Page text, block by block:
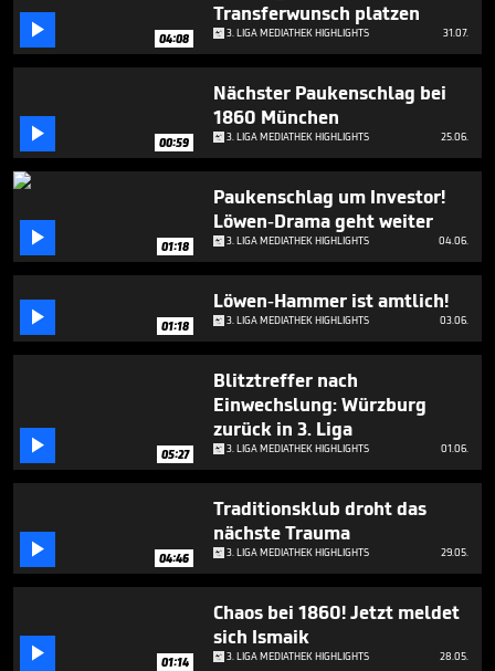
5
minutes,
17
seconds
 04:08
Transferwunsch platzen
3. LIGA MEDIATHEK HIGHLIGHTS 31.07.
 00:59
Nächster Paukenschlag bei
1860 München
3. LIGA MEDIATHEK HIGHLIGHTS 25.06.
 01:18
Paukenschlag um Investor!
Löwen-Drama geht weiter
3. LIGA MEDIATHEK HIGHLIGHTS 04.06.
 01:18
Löwen-Hammer ist amtlich!
3. LIGA MEDIATHEK HIGHLIGHTS 03.06.
 05:27
Blitztreffer nach
Einwechslung: Würzburg
zurück in 3. Liga
3. LIGA MEDIATHEK HIGHLIGHTS 01.06.
 04:46
Traditionsklub droht das
nächste Trauma
3. LIGA MEDIATHEK HIGHLIGHTS 29.05.
 01:14
Chaos bei 1860! Jetzt meldet
sich Ismaik
3. LIGA MEDIATHEK HIGHLIGHTS 28.05.